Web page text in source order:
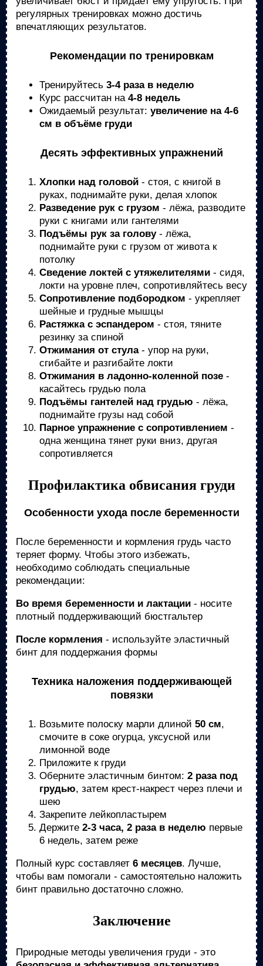
регулярных тренировках можно достичь
впечатляющих результатов.
Рекомендации по тренировкам
Тренируйтесь 3-4 раза в неделю
Курс рассчитан на 4-8 недель
Ожидаемый результат: увеличение на 4-6
см в объёме груди
Десять эффективных упражнений
Хлопки над головой - стоя, с книгой в
руках, поднимайте руки, делая хлопок
Разведение рук с грузом - лёжа, разводите
руки с книгами или гантелями
Подъёмы рук за голову- лёжа,
поднимайте руки с грузом от живота к
потолку
Сведение локтей с утяжелителями - сидя,
локти на уровне плеч, сопротивляйтесь весу
Сопротивление подбородком - укрепляет
шейные и грудные мышцы
Растяжка с эспандером - стоя, тяните
резинку за спиной
Отжимания от стула- упор на руки,
сгибайте и разгибайте локти
Отжимания в ладонно-коленной позе -
касайтесь грудью пола
Подъёмы гантелей над грудью - лёжа,
поднимайте грузы над собой
Парное упражнение с сопротивлением -
одна женщина тянет руки вниз, другая
сопротивляется
Профилактика обвисания груди
Особенности ухода после беременности
После беременности и кормления грудь часто
теряет форму. Чтобы этого избежать,
необходимо соблюдать специальные
рекомендации:
Во время беременности и лактации - носите
плотный поддерживающий бюстгальтер
После кормления - используйте эластичный
бинт для поддержания формы
Техника наложения поддерживающей
повязки
Возьмите полоску марли длиной 50 см,
смочите в соке огурца, уксусной или
лимонной воде
Приложите к груди
Оберните эластичным бинтом: 2 раза под
грудью, затем крест-накрест через плечи и
шею
Закрепите лейкопластырем
Держите 2-3 часа, 2 раза в неделю первые
6 недель, затем реже
Полный курс составляет 6 месяцев. Лучше,
чтобы вам помогали - самостоятельно наложить
бинт правильно достаточно сложно.
Заключение
Природные методы увеличения груди - это